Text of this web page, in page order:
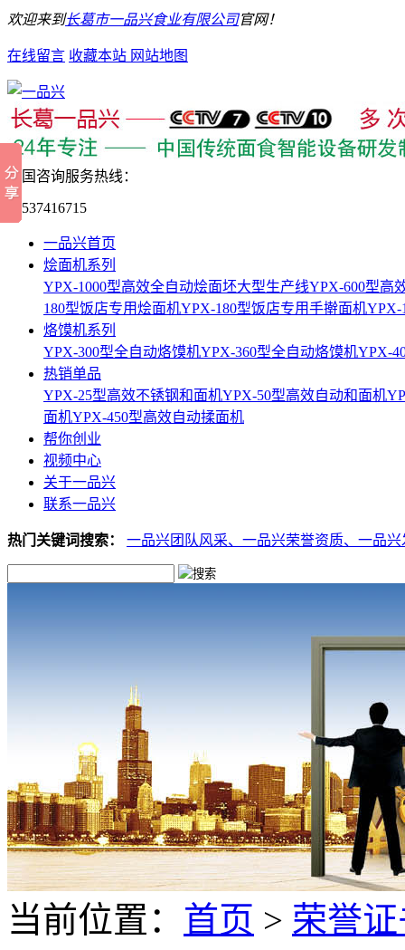
欢迎来到长葛市一品兴食业有限公司官网！
在线留言 收藏本站 网站地图
全国咨询服务热线：
15537416715
一品兴首页
烩面机系列
YPX-1000型高效全自动烩面坯大型生产线YPX-600型高
180型饭店专用烩面机YPX-180型饭店专用手擀面机YPX-
烙馍机系列
YPX-300型全自动烙馍机YPX-360型全自动烙馍机YPX-
热销单品
YPX-25型高效不锈钢和面机YPX-50型高效自动和面机
面机YPX-450型高效自动揉面机
帮你创业
视频中心
关于一品兴
联系一品兴
热门关键词搜索： 一品兴团队风采、 一品兴荣誉资质、 一品兴
当前位置： 首页 > 荣誉